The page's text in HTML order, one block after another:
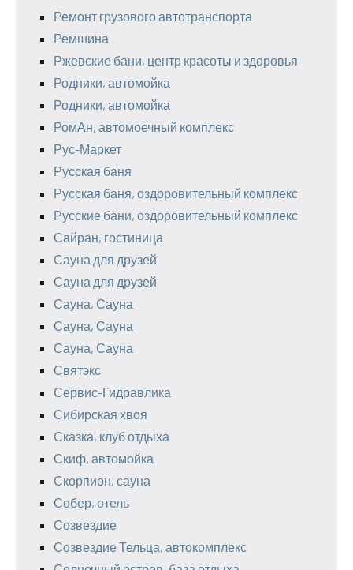
Ремонт грузового автотранспорта
Ремшина
Ржевские бани, центр красоты и здоровья
Родники, автомойка
Родники, автомойка
РомАн, автомоечный комплекс
Рус-Маркет
Русская баня
Русская баня, оздоровительный комплекс
Русские бани, оздоровительный комплекс
Сайран, гостиница
Сауна для друзей
Сауна для друзей
Сауна, Сауна
Сауна, Сауна
Сауна, Сауна
Святэкс
Сервис-Гидравлика
Сибирская хвоя
Сказка, клуб отдыха
Скиф, автомойка
Скорпион, сауна
Собер, отель
Созвездие
Созвездие Тельца, автокомплекс